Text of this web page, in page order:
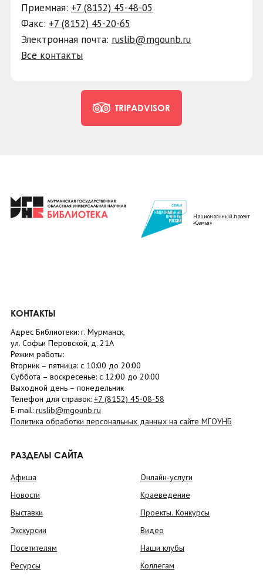
Приемная: +7 (8152) 45-48-05
Факс: +7 (8152) 45-20-65
Электронная почта: ruslib@mgounb.ru
Все контакты
TRIPADVISOR
Национальный проект
«Семья»
КОНТАКТЫ
Адрес Библиотеки: г. Мурманск,
ул. Софьи Перовской, д. 21А
Режим работы:
Вторник – пятница: с 10:00 до 20:00
Суббота – воскресенье: c 12:00 до 20:00
Выходной день – понедельник
Телефон для справок: +7 (8152) 45-08-58
E-mail: ruslib@mgounb.ru
Политика обработки персональных данных на сайте МГОУНБ
РАЗДЕЛЫ САЙТА
Афиша
Новости
Выставки
Экскурсии
Посетителям
Ресурсы
Онлайн-услуги
Краеведение
Проекты. Конкурсы
Видео
Наши клубы
Коллегам